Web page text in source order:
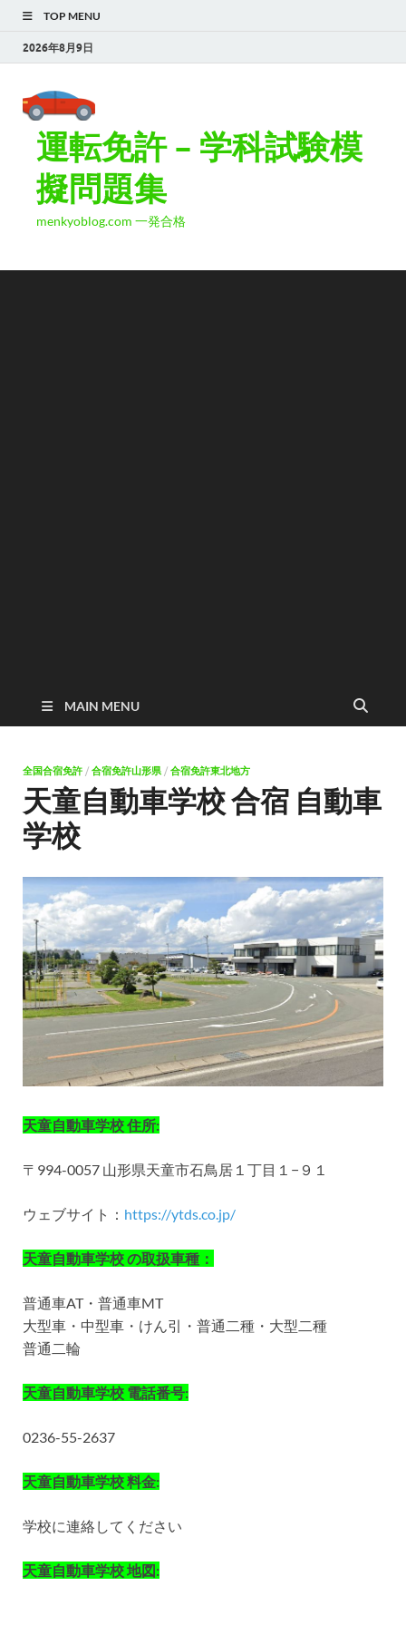
TOP MENU
2026年8月9日
運転免許 – 学科試験模
擬問題集
menkyoblog.com 一発合格
MAIN MENU
全国合宿免許 / 合宿免許山形県 / 合宿免許東北地方
天童自動車学校 合宿 自動車
学校
天童自動車学校 住所:
〒994-0057 山形県天童市石鳥居１丁目１−９１
ウェブサイト： https://ytds.co.jp/
天童自動車学校 の取扱車種：
普通車AT・普通車MT
大型車・中型車・けん引・普通二種・大型二種
普通二輪
天童自動車学校 電話番号:
0236-55-2637
天童自動車学校 料金:
学校に連絡してください
天童自動車学校 地図: